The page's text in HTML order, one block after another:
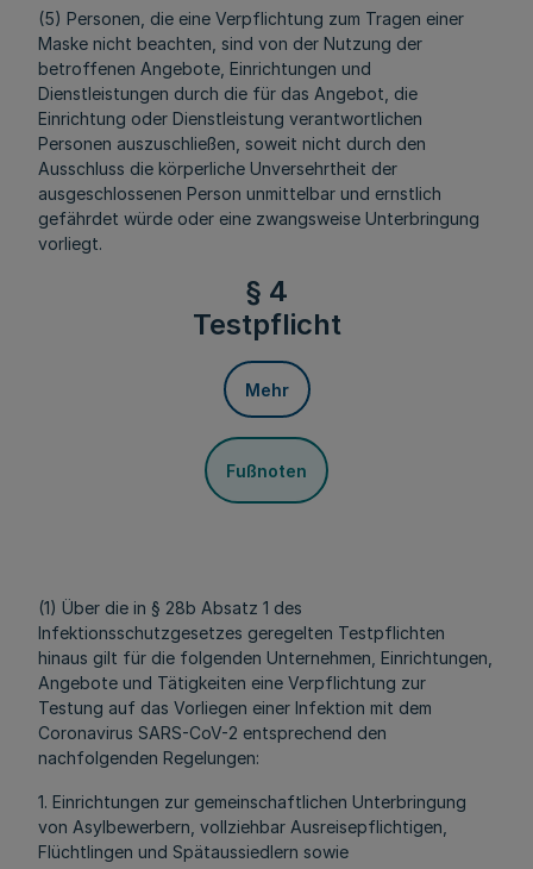
(5) Personen, die eine Verpflichtung zum Tragen einer
Maske nicht beachten, sind von der Nutzung der
betroffenen Angebote, Einrichtungen und
Dienstleistungen durch die für das Angebot, die
Einrichtung oder Dienstleistung verantwortlichen
Personen auszuschließen, soweit nicht durch den
Ausschluss die körperliche Unversehrtheit der
ausgeschlossenen Person unmittelbar und ernstlich
gefährdet würde oder eine zwangsweise Unterbringung
vorliegt.
§ 4
Testpflicht
Mehr
Fußnoten
(1) Über die in § 28b Absatz 1 des
Infektionsschutzgesetzes geregelten Testpflichten
hinaus gilt für die folgenden Unternehmen, Einrichtungen,
Angebote und Tätigkeiten eine Verpflichtung zur
Testung auf das Vorliegen einer Infektion mit dem
Coronavirus SARS-CoV-2 entsprechend den
nachfolgenden Regelungen:
1. Einrichtungen zur gemeinschaftlichen Unterbringung
von Asylbewerbern, vollziehbar Ausreisepflichtigen,
Flüchtlingen und Spätaussiedlern sowie